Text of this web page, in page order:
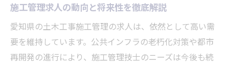
施工管理求人の動向と将来性を徹底解説
愛知県の土木工事施工管理の求人は、依然として高い需
要を維持しています。公共インフラの老朽化対策や都市
再開発の進行により、施工管理技士のニーズは今後も続